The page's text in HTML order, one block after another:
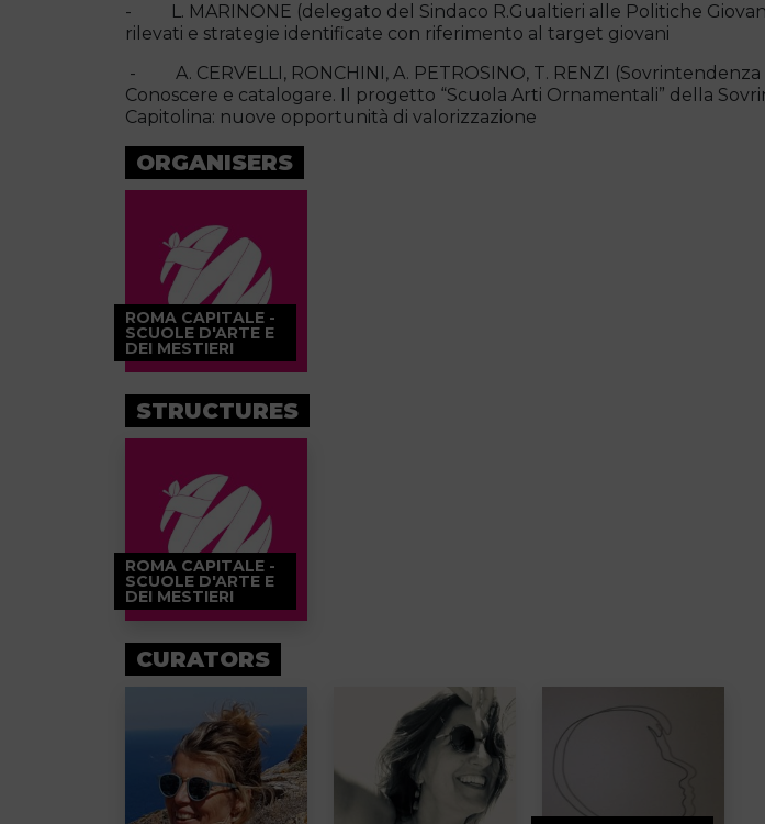
- L. MARINONE (delegato del Sindaco R.Gualtieri alle Politiche
rilevati e strategie identificate con riferimento al target giovani
- A. CERVELLI, RONCHINI, A. PETROSINO, T. RENZI (Sovrintendenza
Conoscere e catalogare. Il progetto “Scuola Arti Ornamentali” della
Capitolina: nuove opportunità di valorizzazione
ORGANISERS
ROMA CAPITALE -
SCUOLE D'ARTE E
DEI MESTIERI
STRUCTURES
ROMA CAPITALE -
SCUOLE D'ARTE E
DEI MESTIERI
CURATORS